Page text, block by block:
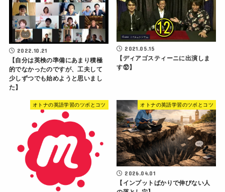
2022.10.21
【自分は英検の準備にあまり積極
的でなかったのですが、工夫して
少しずつでも始めようと思いまし
た】
2021.05.15
【ディアゴスティーニに出演しま
す⑫】
オトナの英語学習のツボとコツ オトナの英語学習のツボとコツ
2026.04.01
【インプットばかりで伸びない人